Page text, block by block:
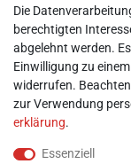
► Registrieren
► Login
► Warenkorb
► Zur Kasse
Die
berechtigten
abgelehnt werden.
Einwilligung zu
widerrufen.
zur Verwendung
erklärung.
Essenziell